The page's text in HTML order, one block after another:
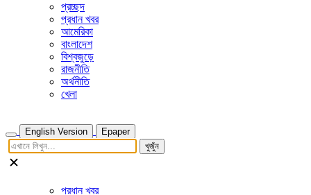
প্রচ্ছদ
প্রধান খবর
আমেরিকা
বাংলাদেশ
বিশ্বজুড়ে
রাজনীতি
অর্থনীতি
খেলা
English Version
Epaper
খুজুঁন
প্রধান খবর